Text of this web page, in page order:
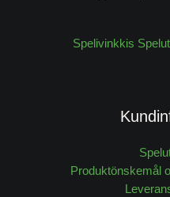
Spelivinkkis
Produktönskemål